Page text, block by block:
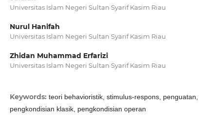
Universitas Islam Negeri Sultan Syarif Kasim Riau
Nurul Hanifah
Universitas Islam Negeri Sultan Syarif Kasim Riau
Zhidan Muhammad Erfarizi
Universitas Islam Negeri Sultan Syarif Kasim Riau
Keywords: teori behavioristik, stimulus-respons, penguatan,
pengkondisian klasik, pengkondisian operan